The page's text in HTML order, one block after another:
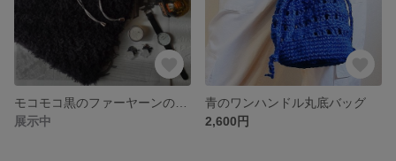
展示中
青のワンハンドル丸底バッグ
2,600円